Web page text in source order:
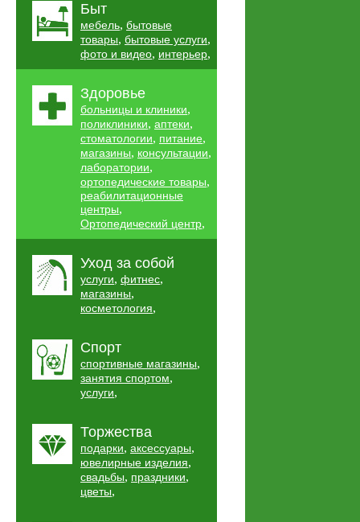
Быт
мебель, бытовые
товары, бытовые услуги,
фото и видео, интерьер,
Здоровье
больницы и клиники,
поликлиники, аптеки,
стоматологии, питание,
магазины, консультации,
лаборатории,
ортопедические товары,
реабилитационные
центры,
Ортопедический центр,
Уход за собой
услуги, фитнес,
магазины,
косметология,
Спорт
спортивные магазины,
занятия спортом,
услуги,
Торжества
подарки, аксессуары,
ювелирные изделия,
свадьбы, праздники,
цветы,